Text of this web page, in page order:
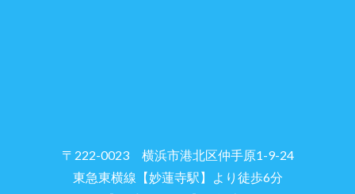
〒222-0023 横浜市港北区仲手原1-9-24
東急東横線【妙蓮寺駅】より徒歩6分